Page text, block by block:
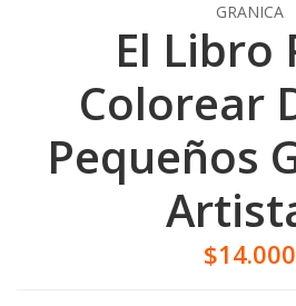
GRANICA
El Libro
Colorear
Pequeños
$14.000